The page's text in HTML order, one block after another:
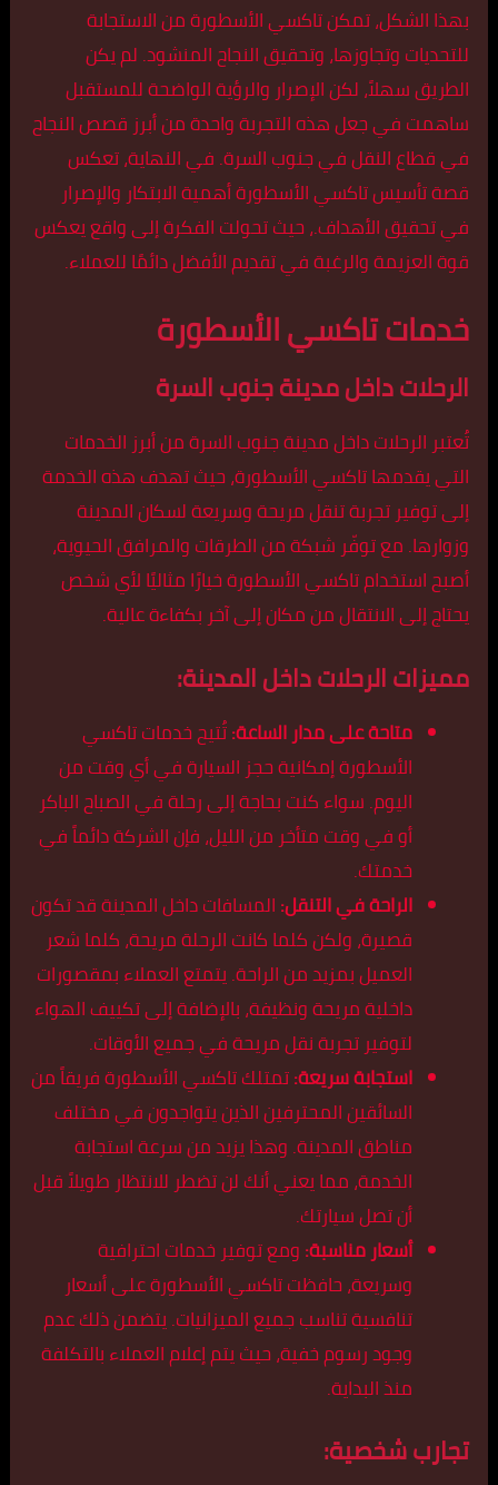
بهذا الشكل، تمكن تاكسي الأسطورة من الاستجابة
للتحديات وتجاوزها، وتحقيق النجاح المنشود. لم يكن
الطريق سهلاً، لكن الإصرار والرؤية الواضحة للمستقبل
ساهمت في جعل هذه التجربة واحدة من أبرز قصص النجاح
في قطاع النقل في جنوب السرة. في النهاية، تعكس
قصة تأسيس تاكسي الأسطورة أهمية الابتكار والإصرار
في تحقيق الأهداف.، حيث تحولت الفكرة إلى واقع يعكس
قوة العزيمة والرغبة في تقديم الأفضل دائمًا للعملاء.
خدمات تاكسي الأسطورة
الرحلات داخل مدينة جنوب السرة
تُعتبر الرحلات داخل مدينة جنوب السرة من أبرز الخدمات
التي يقدمها تاكسي الأسطورة، حيث تهدف هذه الخدمة
إلى توفير تجربة تنقل مريحة وسريعة لسكان المدينة
وزوارها. مع توفّر شبكة من الطرقات والمرافق الحيوية،
أصبح استخدام تاكسي الأسطورة خيارًا مثاليًا لأي شخص
يحتاج إلى الانتقال من مكان إلى آخر بكفاءة عالية.
مميزات الرحلات داخل المدينة:
متاحة على مدار الساعة:تُتيح خدمات تاكسي
الأسطورة إمكانية حجز السيارة في أي وقت من
اليوم. سواء كنت بحاجة إلى رحلة في الصباح الباكر
أو في وقت متأخر من الليل، فإن الشركة دائماً في
خدمتك.
الراحة في التنقل:المسافات داخل المدينة قد تكون
قصيرة، ولكن كلما كانت الرحلة مريحة، كلما شعر
العميل بمزيد من الراحة. يتمتع العملاء بمقصورات
داخلية مريحة ونظيفة، بالإضافة إلى تكييف الهواء
لتوفير تجربة نقل مريحة في جميع الأوقات.
استجابة سريعة:تمتلك تاكسي الأسطورة فريقاً من
السائقين المحترفين الذين يتواجدون في مختلف
مناطق المدينة. وهذا يزيد من سرعة استجابة
الخدمة، مما يعني أنك لن تضطر للانتظار طويلاً قبل
أن تصل سيارتك.
أسعار مناسبة:ومع توفير خدمات احترافية
وسريعة، حافظت تاكسي الأسطورة على أسعار
تنافسية تناسب جميع الميزانيات. يتضمن ذلك عدم
وجود رسوم خفية، حيث يتم إعلام العملاء بالتكلفة
منذ البداية.
تجارب شخصية: